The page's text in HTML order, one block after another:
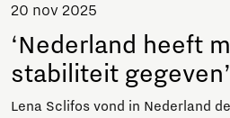
20 nov 2025
‘Nederland heeft
stabiliteit gegeven’
Lena Sclifos vond in Nederland